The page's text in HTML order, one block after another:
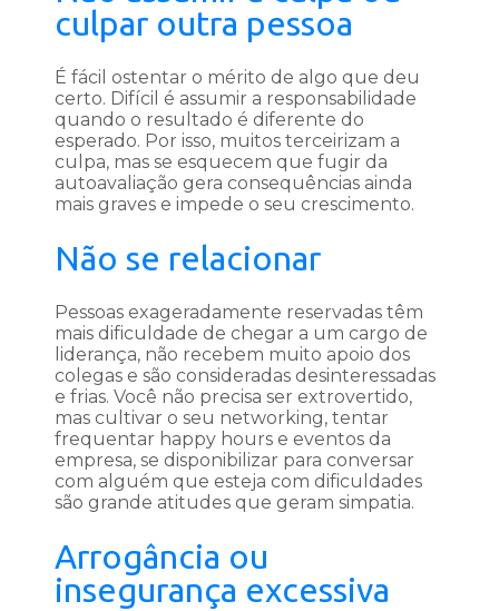
culpar outra pessoa
É fácil ostentar o mérito de algo que deu
certo. Difícil é assumir a responsabilidade
quando o resultado é diferente do
esperado. Por isso, muitos terceirizam a
culpa, mas se esquecem que fugir da
autoavaliação gera consequências ainda
mais graves e impede o seu crescimento.
Não se relacionar
Pessoas exageradamente reservadas têm
mais dificuldade de chegar a um cargo de
liderança, não recebem muito apoio dos
colegas e são consideradas desinteressadas
e frias. Você não precisa ser extrovertido,
mas cultivar o seu networking, tentar
frequentar happy hours e eventos da
empresa, se disponibilizar para conversar
com alguém que esteja com dificuldades
são grande atitudes que geram simpatia.
Arrogância ou
insegurança excessiva